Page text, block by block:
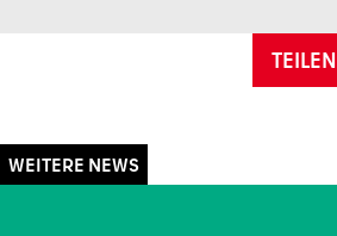
TEILEN